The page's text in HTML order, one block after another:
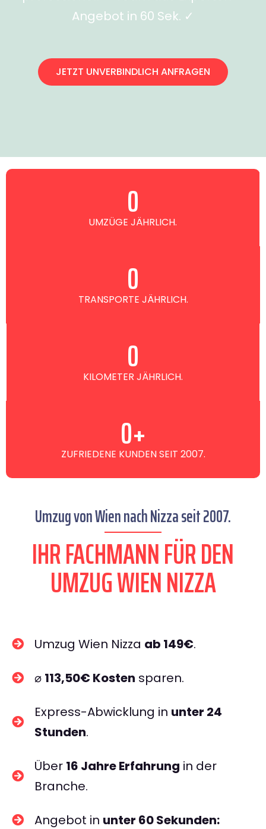
Angebot in 60 Sek. ✓
JETZT UNVERBINDLICH ANFRAGEN
UMZÜGE JÄHRLICH.
0
TRANSPORTE JÄHRLICH.
0
KILOMETER JÄHRLICH.
0
ZUFRIEDENE KUNDEN SEIT 2007.
0+
Umzug von Wien nach Nizza seit 2007.
IHR FACHMANN FÜR DEN
UMZUG WIEN NIZZA
Umzug Wien Nizza ab 149€.
⌀ 113,50€ Kosten sparen.
Express-Abwicklung in unter 24
Stunden.
Über 16 Jahre Erfahrung in der
Branche.
Angebot in unter 60 Sekunden: